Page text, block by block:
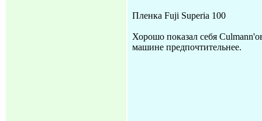
Пленка Fuji Superia 100
Хорошо показал себя
машине предпочтительнее.